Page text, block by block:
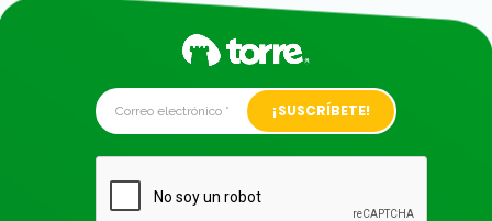
Alternative: